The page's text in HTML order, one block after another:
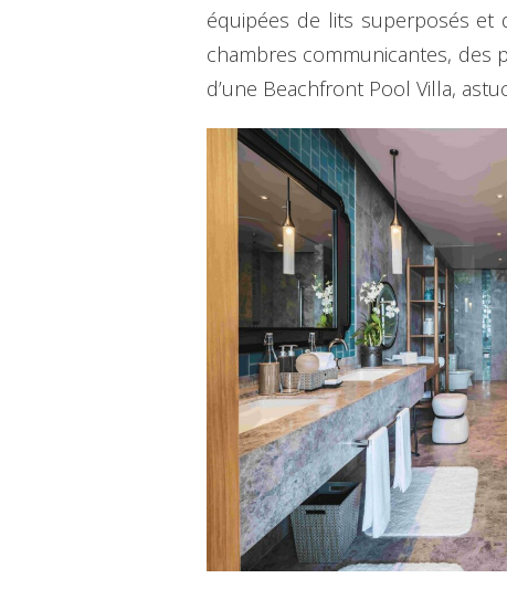
équipées de lits superposés et
chambres communicantes, des
d’une Beachfront Pool Villa,